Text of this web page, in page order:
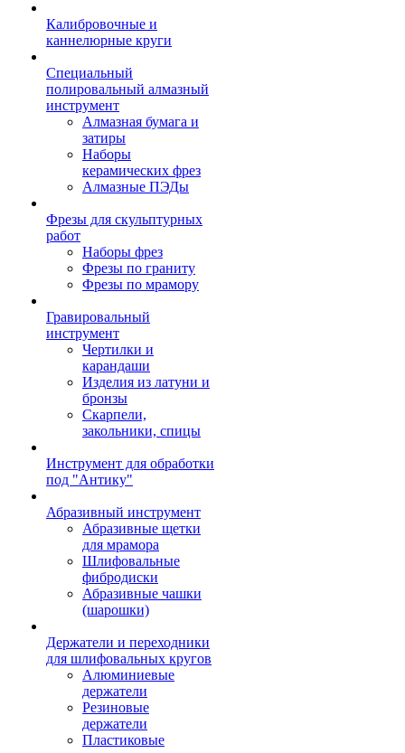
Калибровочные и
каннелюрные круги
Специальный
полировальный алмазный
инструмент
Алмазная бумага и
затиры
Наборы
керамических фрез
Алмазные ПЭДы
Фрезы для скульптурных
работ
Наборы фрез
Фрезы по граниту
Фрезы по мрамору
Гравировальный
инструмент
Чертилки и
карандаши
Изделия из латуни и
бронзы
Скарпели,
закольники, спицы
Инструмент для обработки
под "Антику"
Абразивный инструмент
Абразивные щетки
для мрамора
Шлифовальные
фибродиски
Абразивные чашки
(шарошки)
Держатели и переходники
для шлифовальных кругов
Алюминиевые
держатели
Резиновые
держатели
Пластиковые